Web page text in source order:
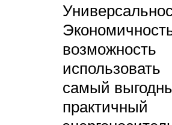
возможность
использовать
самый
практичный